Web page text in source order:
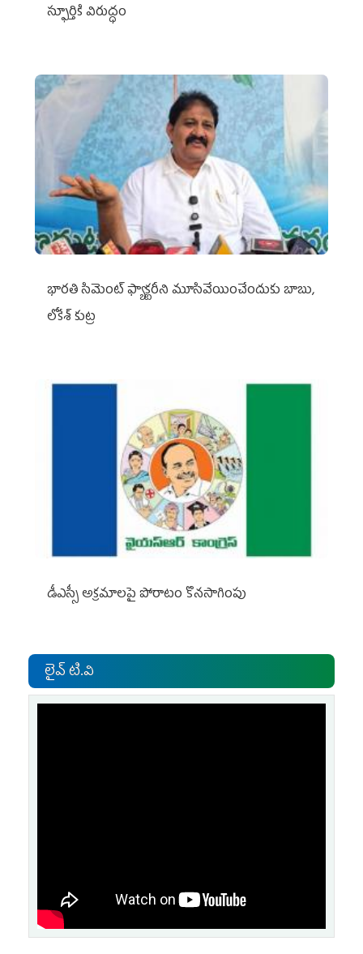
స్ఫూర్తికి విరుద్ధం
భారతి సిమెంట్ ఫ్యాక్టరీని మూసివేయించేందుకు బాబు,
లోకేశ్ కుట్ర
డీఎస్సీ అక్రమాలపై పోరాటం కొనసాగింపు
లైవ్ టి.వి